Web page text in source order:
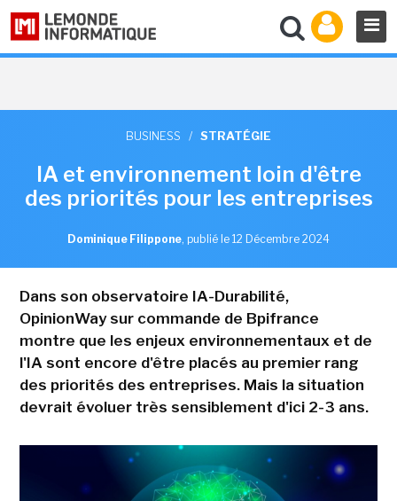
BUSINESS / STRATÉGIE
IA et environnement loin d'être
des priorités pour les entreprises
Dominique Filippone, publié le 12 Décembre 2024
Dans son observatoire IA-Durabilité,
OpinionWay sur commande de Bpifrance
montre que les enjeux environnementaux et de
l'IA sont encore d'être placés au premier rang
des priorités des entreprises. Mais la situation
devrait évoluer très sensiblement d'ici 2-3 ans.